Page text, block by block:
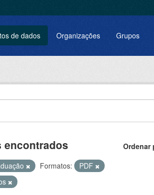
de dados Organizações Grupos
Ordenar
encontrados
Formatos:
PDF